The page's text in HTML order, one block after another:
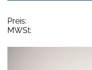
Preis:
MWSt: